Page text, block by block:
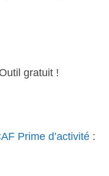
gratuit !
Prime d’activité :